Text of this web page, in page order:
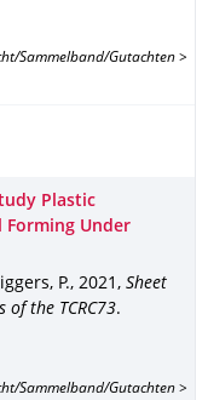
Sammelband/Gutachten >
Plastic
Forming Under
P., 2021 , Sheet
of the TCRC73.
Sammelband/Gutachten >